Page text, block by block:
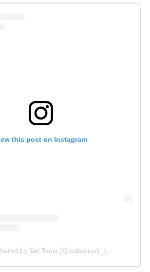
this post on Instagram
by Set Tenis (@settenisok_)